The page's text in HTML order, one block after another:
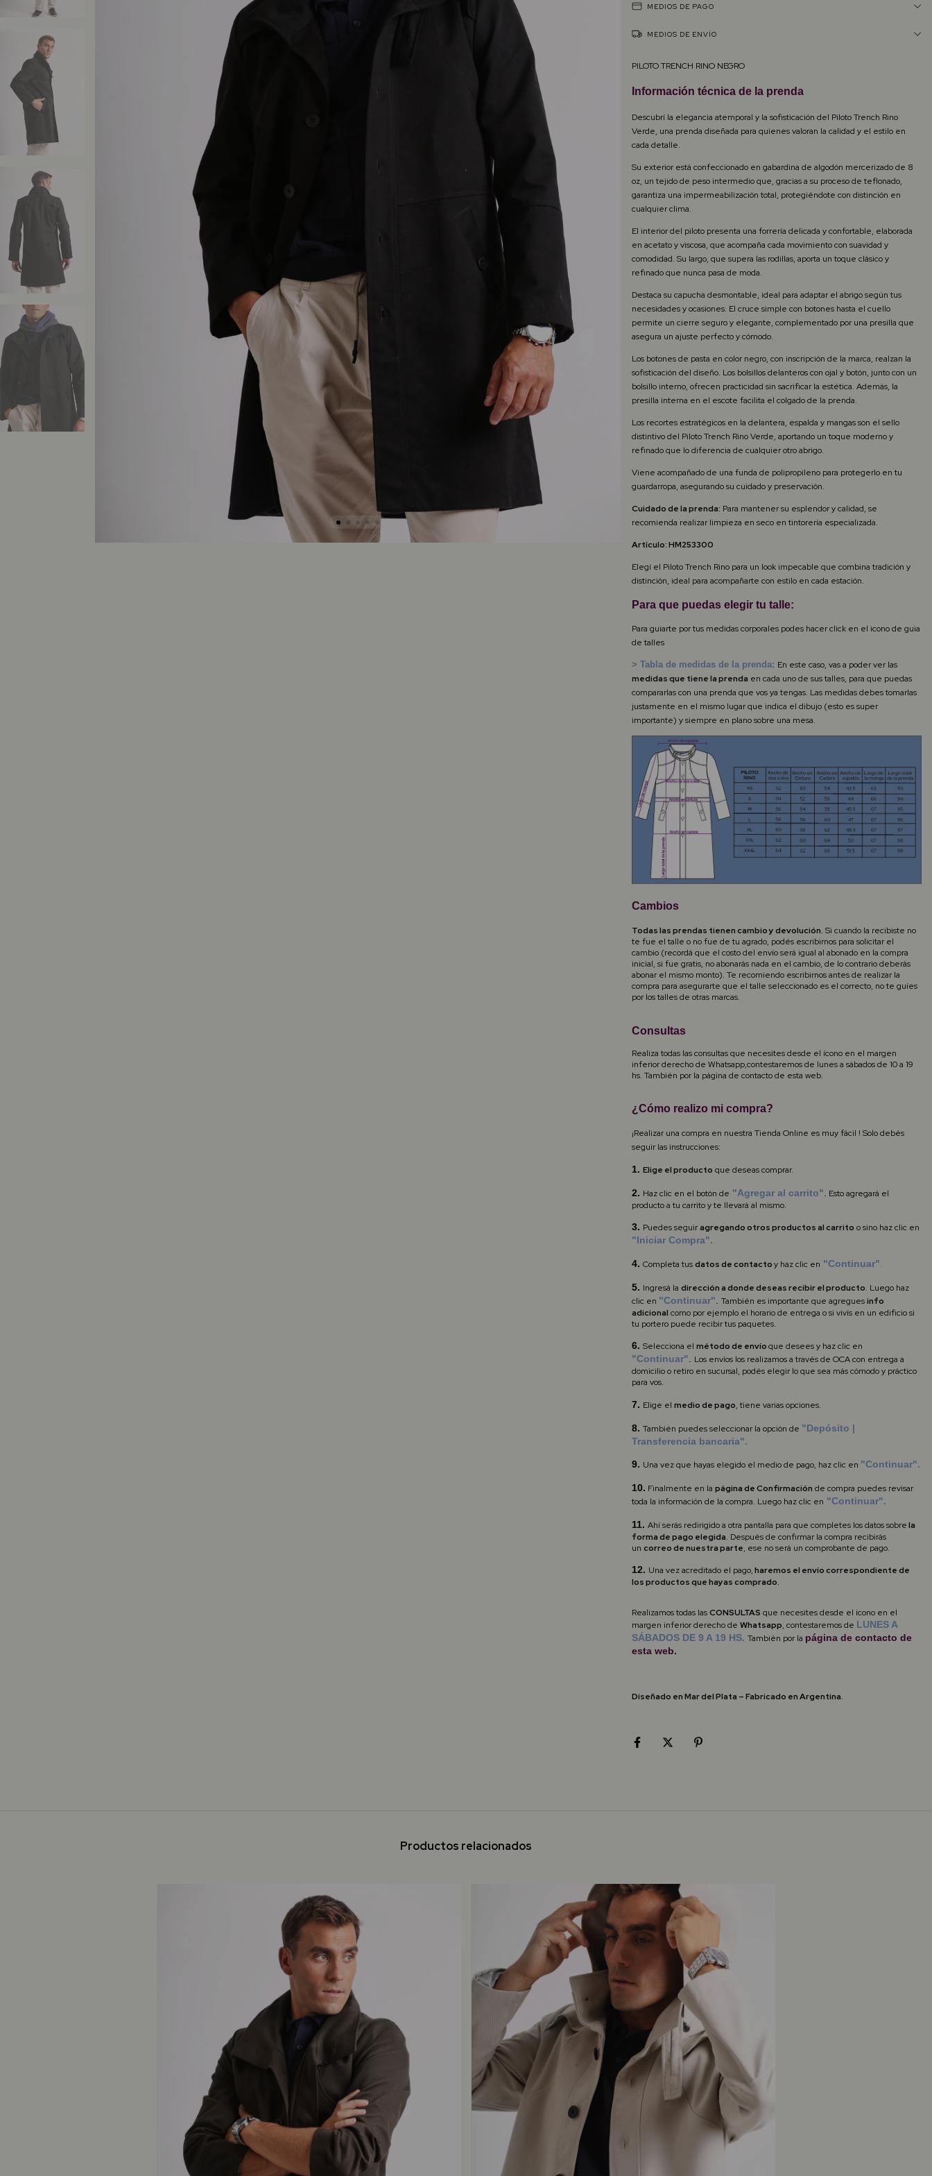
MEDIOS DE PAGO
MEDIOS DE ENVÍO
PILOTO TRENCH RINO NEGRO
Información técnica de la prenda
Descubrí la elegancia atemporal y la sofisticación del Piloto Trench Rino
Verde, una prenda diseñada para quienes valoran la calidad y el estilo en
cada detalle.
Su exterior está confeccionado en gabardina de algodón mercerizado de 8
oz, un tejido de peso intermedio que, gracias a su proceso de teflonado,
garantiza una impermeabilización total, protegiéndote con distinción en
cualquier clima.
El interior del piloto presenta una forrería delicada y confortable, elaborada
en acetato y viscosa, que acompaña cada movimiento con suavidad y
comodidad. Su largo, que supera las rodillas, aporta un toque clásico y
refinado que nunca pasa de moda.
Destaca su capucha desmontable, ideal para adaptar el abrigo según tus
necesidades y ocasiones. El cruce simple con botones hasta el cuello
permite un cierre seguro y elegante, complementado por una presilla que
asegura un ajuste perfecto y cómodo.
Los botones de pasta en color negro, con inscripción de la marca, realzan la
sofisticación del diseño. Los bolsillos delanteros con ojal y botón, junto con un
bolsillo interno, ofrecen practicidad sin sacrificar la estética. Además, la
presilla interna en el escote facilita el colgado de la prenda.
Los recortes estratégicos en la delantera, espalda y mangas son el sello
distintivo del Piloto Trench Rino Verde, aportando un toque moderno y
refinado que lo diferencia de cualquier otro abrigo.
Viene acompañado de una funda de polipropileno para protegerlo en tu
guardarropa, asegurando su cuidado y preservación.
Cuidado de la prenda: Para mantener su esplendor y calidad, se
recomienda realizar limpieza en seco en tintorería especializada.
Artículo: HM253300
Elegí el Piloto Trench Rino para un look impecable que combina tradición y
distinción, ideal para acompañarte con estilo en cada estación.
Para que puedas elegir tu talle:
Para guiarte por tus medidas corporales podes hacer click en el icono de guia
de talles
> Tabla de medidas de la prenda: En este caso, vas a poder ver las
medidas que tiene la prenda en cada uno de sus talles, para que puedas
compararlas con una prenda que vos ya tengas. Las medidas debes tomarlas
justamente en el mismo lugar que indica el dibujo (esto es super
importante) y siempre en plano sobre una mesa.
Cambios
Todas las prendas tienen cambio y devolución. Si cuando la recibiste no
te fue el talle o no fue de tu agrado, podés escribirnos para solicitar el
cambio (recordá que el costo del envío será igual al abonado en la compra
inicial, si fue gratis, no abonarás nada en el cambio, de lo contrario deberás
abonar el mismo monto). Te recomiendo escribirnos antes de realizar la
compra para asegurarte que el talle seleccionado es el correcto, no te guíes
por los talles de otras marcas.
Consultas
Realiza todas las consultas que necesites desde el ícono en el margen
inferior derecho de Whatsapp,contestaremos de lunes a sábados de 10 a 19
hs. También por la página de contacto de esta web.
¿Cómo realizo mi compra?
¡Realizar una compra en nuestra Tienda Online es muy fácil ! Solo debés
seguir las instrucciones:
1. Elige el producto que deseas comprar.
2. Haz clic en el botón de "Agregar al carrito" Esto agregará el
producto a tu carrito y te llevará al mismo.
3. Puedes seguiragregando otros productos al carrito o sino haz clic en
"Iniciar Compra".
4. Completatusdatos de contactoy haz clic en "Continuar"
5. Ingresá la dirección a donde deseas recibir el producto. Luego haz
clic en "Continuar" También es importante que agreguesinfo
adicional como por ejemplo el horario de entrega o si vivís en un edificio si
tu portero puede recibir tus paquetes.
6. Selecciona el método de envíoque desees y haz clic en
"Continuar". Los envíos los realizamos a través de OCA con entrega a
domicilio o retiro en sucursal, podés elegir lo que sea más cómodo y práctico
para vos.
7. Elige el medio de pago, tiene varias opciones.
8. También puedes seleccionar la opción de "Depósito |
Transferencia bancaria".
9. Una vez que hayas elegido el medio de pago, haz clic en "Continuar".
10. Finalmente en la página de Confirmación de compra puedes revisar
toda la información de la compra. Luego haz clic en "Continuar".
11. Ahí serás redirigido a otra pantalla para que completes los datos sobrela
forma de pago elegida. Después de confirmar la compra recibirás
un correo de nuestra parte, ese no será un comprobante de pago.
12. Una vez acreditado el pago,haremos el envío correspondiente de
los productos que hayas comprado.
Realizamos todas lasCONSULTAS que necesites desde el ícono en el
margen inferior derecho de Whatsapp, contestaremos de LUNES A
SÁBADOS DE 9 A 19 HS. También por la página de contacto de
esta web.
Diseñado en Mar del Plata – Fabricado en Argentina.
Productos relacionados